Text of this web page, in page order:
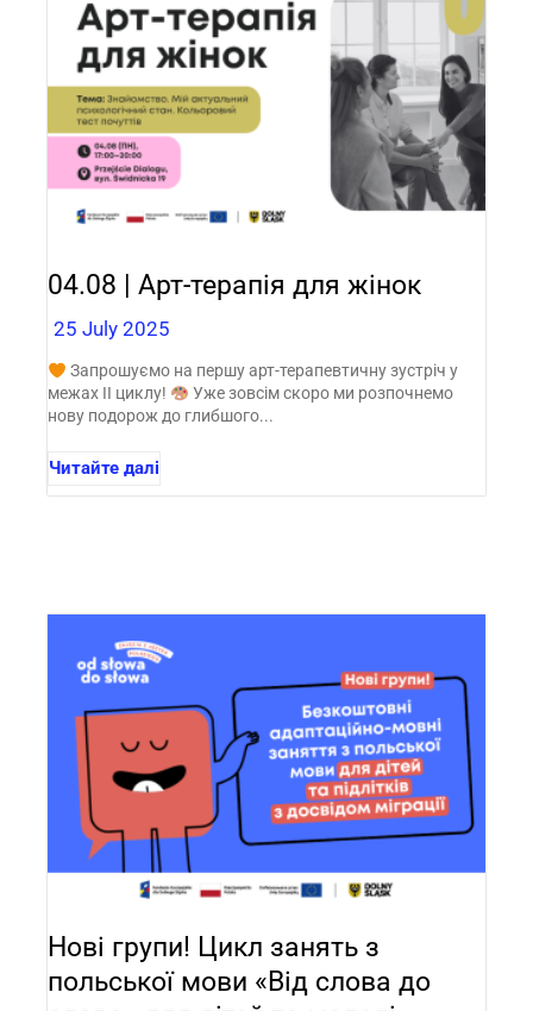
04.08 | Арт-терапія для жінок
25 July 2025
Запрошуємо на першу арт-терапевтичну зустріч у
межах ІІ циклу!
Уже зовсім скоро ми розпочнемо
нову подорож до глибшого...
Читайте далі
Нові групи! Цикл занять з
польської мови «Від слова до